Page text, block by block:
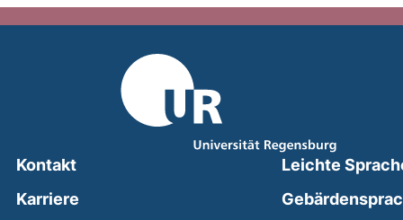
Kontakt
Karriere
Leichte